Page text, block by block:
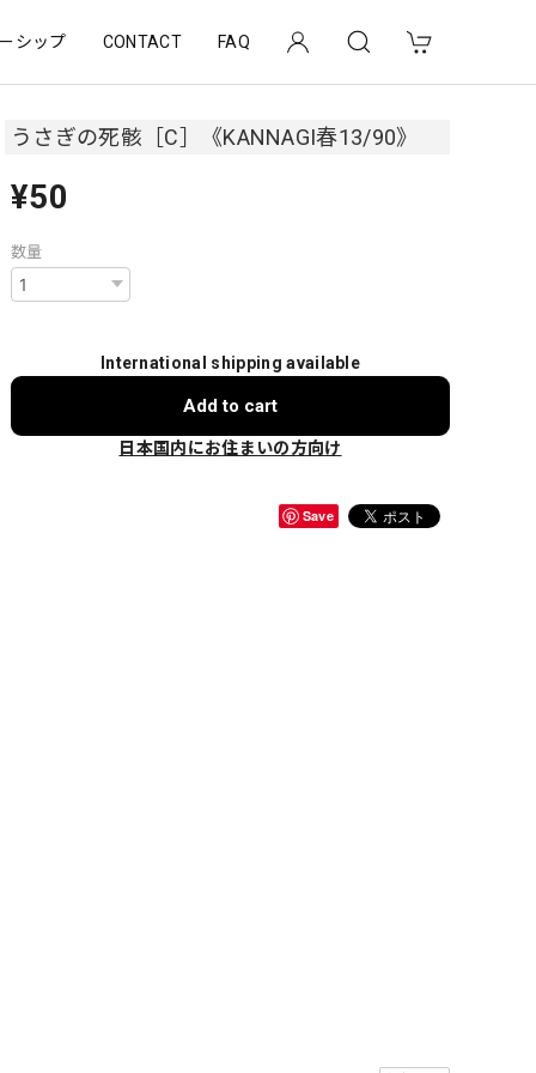
シップ CONTACT FAQ
うさぎの死骸［C］《KANNAGI春13/90》
¥50
数量
International shipping available
Add to cart
日本国内にお住まいの方向け
Save